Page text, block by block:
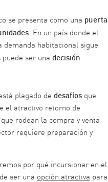
se presenta como una puerta
En un país donde el
habitacional sigue
ser una decisión
plagado de desafíos que
el atractivo retorno de
rodean la compra y venta
requiere preparación y
por qué incursionar en el
ser una opción atractiva para